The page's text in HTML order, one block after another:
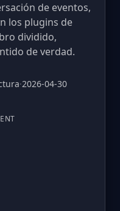
de eventos,
los plugins de
dividido,
de verdad.
·2026-04-30